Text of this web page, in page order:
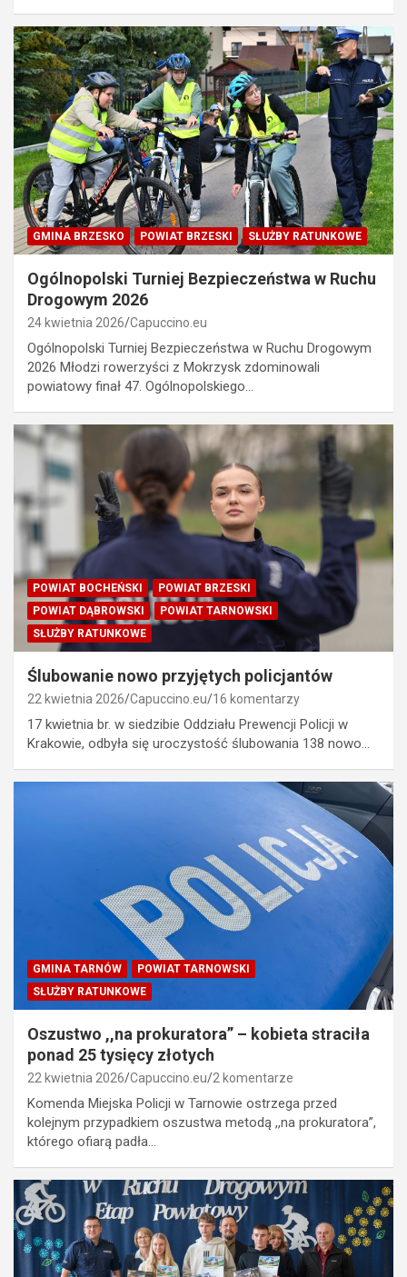
GMINA BRZESKO POWIAT BRZESKI SŁUŻBY RATUNKOWE
Ogólnopolski Turniej Bezpieczeństwa w Ruchu
Drogowym 2026
24 kwietnia 2026 Capuccino.eu
Ogólnopolski Turniej Bezpieczeństwa w Ruchu Drogowym
2026 Młodzi rowerzyści z Mokrzysk zdominowali
powiatowy finał 47. Ogólnopolskiego…
POWIAT BOCHEŃSKI
POWIAT BRZESKI
POWIAT DĄBROWSKI
POWIAT TARNOWSKI
SŁUŻBY RATUNKOWE
Ślubowanie nowo przyjętych policjantów
22 kwietnia 2026 Capuccino.eu 16 komentarzy
17 kwietnia br. w siedzibie Oddziału Prewencji Policji w
Krakowie, odbyła się uroczystość ślubowania 138 nowo…
GMINA TARNÓW
POWIAT TARNOWSKI
SŁUŻBY RATUNKOWE
Oszustwo ,,na prokuratora” – kobieta straciła
ponad 25 tysięcy złotych
22 kwietnia 2026 Capuccino.eu 2 komentarze
Komenda Miejska Policji w Tarnowie ostrzega przed
kolejnym przypadkiem oszustwa metodą ,,na prokuratora”,
którego ofiarą padła…